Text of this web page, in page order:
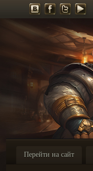
Перейти на сайт